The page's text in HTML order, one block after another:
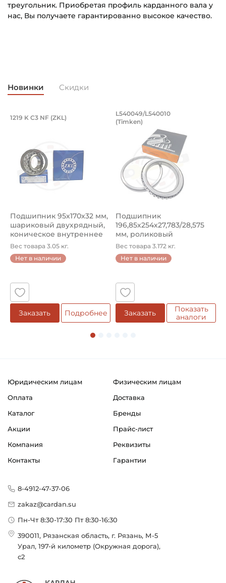
треугольник. Приобретая профиль карданного вала у
нас, Вы получаете гарантированно высокое качество.
Смазка:
Возможность дополнительной смазки
Классификация завода - производителя:
Страна происхождения:
Турция
Новинки Скидки
Артикул 94871
8x50 мм, оцинкованный.
разводной 8x50 мм, оцинкованный.
Подшипник 95х170х32 мм, шариковый
Подшипник 95х170х32 мм, шариковый двухрядный,
1219 K C3 NF (ZKL)
Подшипник 95х170х32 мм,
шариковый двухрядный,
коническое внутреннее
кол...
Вес товара 3.05 кг.
Нет в наличии
Заказать Подробнее
Подшипник
Подшипник
L540049/L540010
(Timken)
Подшипник
196,85х254х27,783/28,575
мм, роликовый
однорядный конический
...
Вес товара 3.172 кг.
Нет в наличии
Заказать
Показать
аналоги
Юридическим лицам
Физическим лицам
Оплата
Доставка
Каталог
Бренды
Акции
Прайс-лист
Компания
Реквизиты
Контакты
Гарантии
8-4912-47-37-06
zakaz@cardan.su
Пн-Чт 8:30-17:30 Пт 8:30-16:30
390011, Рязанская область, г. Рязань, М-5
Урал, 197-й километр (Окружная дорога),
с2